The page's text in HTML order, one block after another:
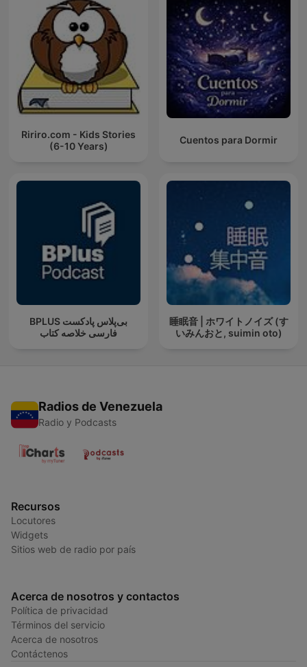
Ririro.com - Kids Stories
(6-10 Years)
Cuentos para Dormir
‌BPLUS بی‌پلاس پادکست
فارسی خلاصه کتاب
睡眠音 | ホワイトノイズ (す
いみんおと, suimin oto)
Radios de Venezuela
Radio y Podcasts
Recursos
Locutores
Widgets
Sitios web de radio por país
Acerca de nosotros y contactos
Política de privacidad
Términos del servicio
Acerca de nosotros
Contáctenos